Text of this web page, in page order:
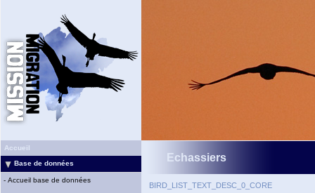
Accueil
Base de données
- Accueil base de données
Echassiers
BIRD_LIST_TEXT_DESC_0_CORE